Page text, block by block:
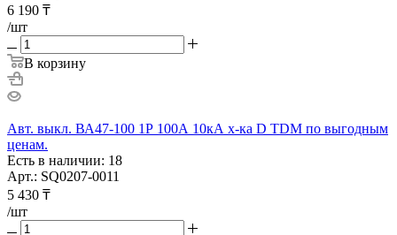
6 190 ₸
/шт
В корзину
Авт. выкл. ВА47-100 1Р 100А 10кА х-ка D TDM по выгодным
ценам.
Есть в наличии: 18
Арт.: SQ0207-0011
5 430 ₸
/шт